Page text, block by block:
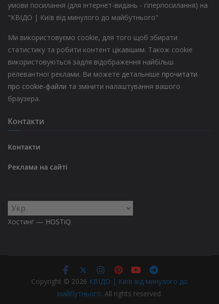
умови посилання (для інтернет-видань - гіперпосилання) на
"КВІДО | Київ від минулого до майбутнього"
Ми використовуємо cookie, для того щоб збирати
статистику та робити контент цікавішим. Також cookie
використовуються задля відображення найбільш
релевантної реклами. Ви можете детальніше прочитати
про cookie-файли та змінити налаштування вашого
браузера.
Контакти
Контакти
Реклама на сайті
Вибрати
мову
Хостинг — HOSTiQ
Copyright © 2026 КВІДО | Київ від минулого до
майбутнього. All rights reserved.